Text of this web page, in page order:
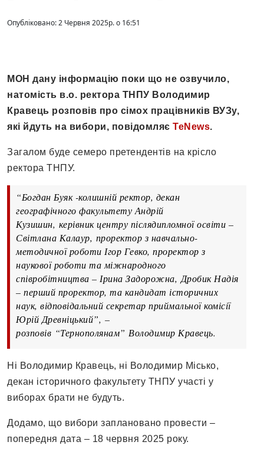
Опубліковано: 2 Червня 2025р. о 16:51
МОН дану інформацію поки що не озвучило,
натомість в.о. ректора ТНПУ Володимир
Кравець розповів про сімох працівників ВУЗу,
які йдуть на вибори, повідомляє TeNews.
Загалом буде семеро претендентів на крісло
ректора ТНПУ.
“Богдан Буяк -колишній ректор, декан
географічного факультету Андрій
Кузишин, керівник центру післядипломної освіти –
Світлана Калаур, проректор з навчально-
методичної роботи Ігор Гевко, проректор з
наукової роботи та міжнародного
співробітництва – Ірина Задорожна, Дробик Надія
– перший проректор, та кандидат історичних
наук, відповідальний секретар приймальної комісії
Юрій Древніцький”, –
розповів “Тернополянам” Володимир Кравець.
Ні Володимир Кравець, ні Володимир Місько,
декан історичного факультету ТНПУ участі у
виборах брати не будуть.
Додамо, що вибори заплановано провести –
попередня дата – 18 червня 2025 року.